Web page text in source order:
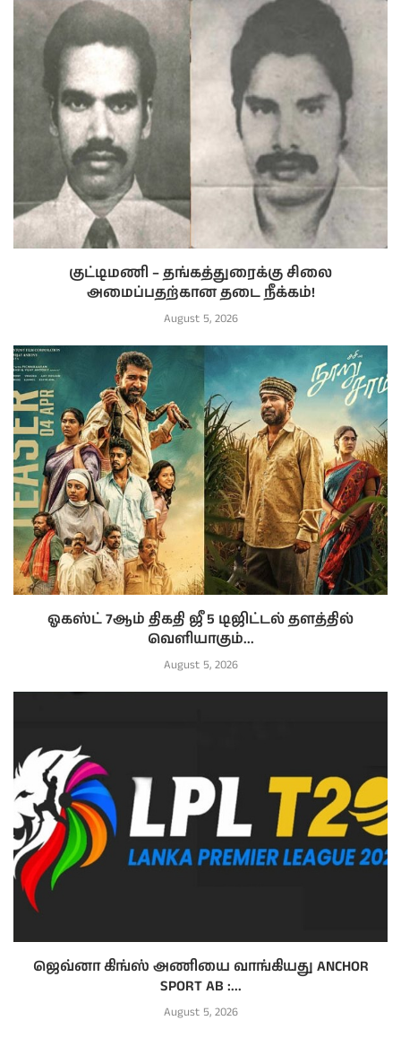
குட்டிமணி – தங்கத்துரைக்கு சிலை
அமைப்பதற்கான தடை நீக்கம்!
August 5, 2026
ஓகஸ்ட் 7ஆம் திகதி ஜீ 5 டிஜிட்டல் தளத்தில்
வெளியாகும்...
August 5, 2026
ஜெவ்னா கிங்ஸ் அணியை வாங்கியது ANCHOR
SPORT AB :...
August 5, 2026